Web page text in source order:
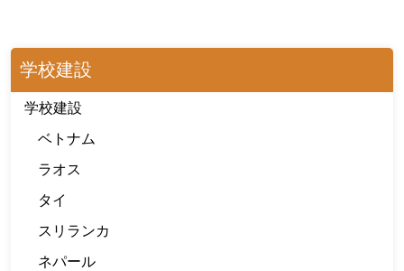
学校建設
学校建設
ベトナム
ラオス
タイ
スリランカ
ネパール